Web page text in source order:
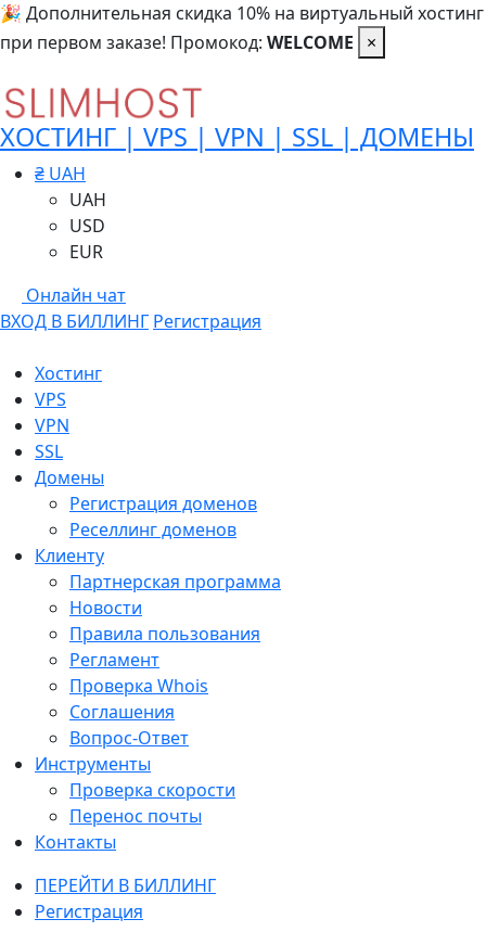
🎉 Дополнительная скидка 10% на виртуальный хостинг
при первом заказе! Промокод: WELCOME ×
ХОСТИНГ | VPS | VPN | SSL | ДОМЕНЫ
₴ UAH
UAH
USD
EUR
Онлайн чат
ВХОД В БИЛЛИНГ Регистрация
Хостинг
VPS
VPN
SSL
Домены
Регистрация доменов
Реселлинг доменов
Клиенту
Партнерская программа
Новости
Правила пользования
Регламент
Проверка Whois
Соглашения
Вопрос-Ответ
Инструменты
Проверка скорости
Перенос почты
Контакты
ПЕРЕЙТИ В БИЛЛИНГ
Регистрация